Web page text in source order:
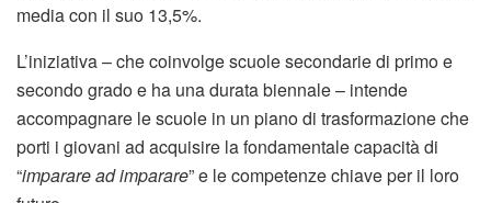
media con il suo 13,5%.
L’iniziativa – che coinvolge scuole secondarie di primo e
secondo grado e ha una durata biennale – intende
accompagnare le scuole in un piano di trasformazione che
porti i giovani ad acquisire la fondamentale capacità di
“imparare ad imparare” e le competenze chiave per il loro